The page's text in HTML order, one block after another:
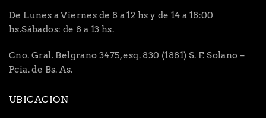
De Lunes a Viernes de 8 a 12 hs y de 14 a 18:00
hs.Sábados: de 8 a 13 hs.
Cno. Gral. Belgrano 3475, esq. 830 (1881) S. F. Solano –
Pcia. de Bs. As.
UBICACION